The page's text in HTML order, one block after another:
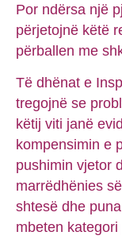
Por ndërsa një
përjetojnë këtë
përballen me
Të dhënat e
tregojnë se
këtij viti janë
kompensimin e
pushimin vjetor
marrëdhënies
shtesë dhe
mbeten